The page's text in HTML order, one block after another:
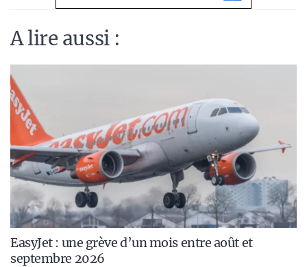
A lire aussi :
EasyJet : une grève d’un mois entre août et
septembre 2026